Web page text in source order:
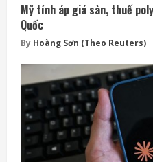
Mỹ tính áp giá sàn, thuế
Quốc
By Hoàng Sơn (Theo Reuters)